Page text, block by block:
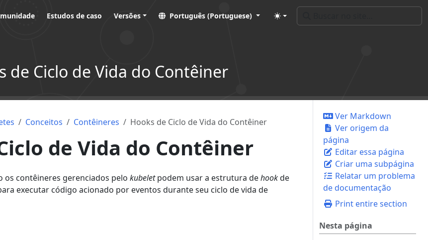
Estudos de caso Versões Português (Portuguese)
de Ciclo de Vida do Contêiner
Ver Markdown
Ver origem da
página
Editar essa página
Criar uma subpágina
Relatar um problema
de documentação
Print entire section
Nesta página
Conceitos Contêineres Hooks de Ciclo de Vida do Contêiner
de Vida do Contêiner
os contêineres gerenciados pelo kubeletpodem usar a estrutura dehookde
executar código acionado por eventos durante seu ciclo de vida de